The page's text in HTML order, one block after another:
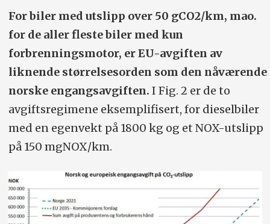
For biler med utslipp over 50 gCO2/km, mao.
for de aller fleste biler med kun
forbrenningsmotor, er EU-avgiften av
liknende størrelsesorden som den nåværende
norske engangsavgiften. I Fig. 2 er de to
avgiftsregimene eksemplifisert, for dieselbiler
med en egenvekt på 1800 kg og et NOX-utslipp
på 150 mgNOX/km.